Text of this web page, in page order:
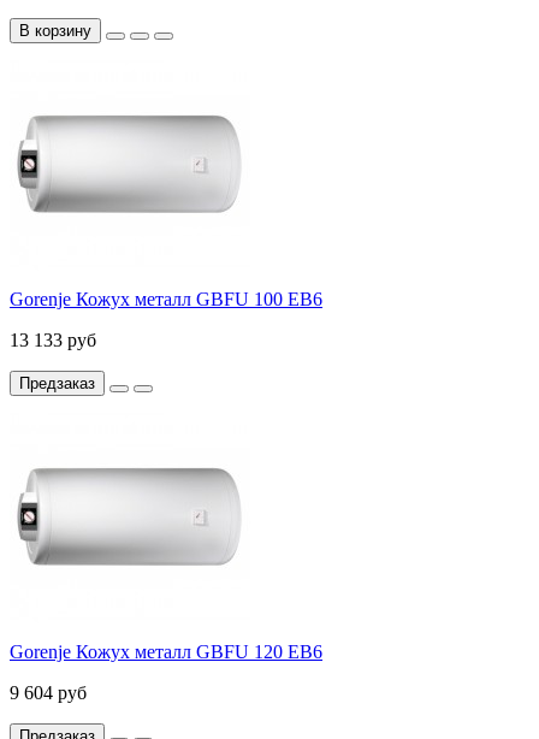
В корзину
Gorenje Кожух металл GBFU 100 EB6
13 133 руб
Предзаказ
Gorenje Кожух металл GBFU 120 EB6
9 604 руб